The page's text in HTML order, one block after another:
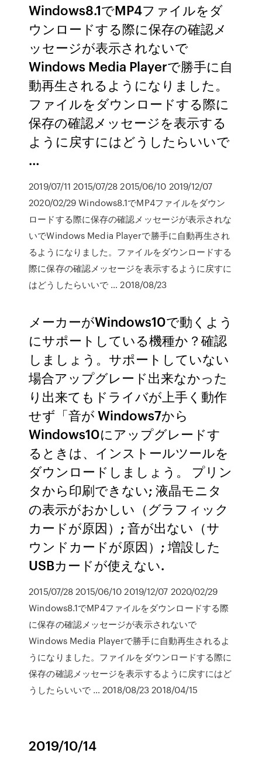
Windows8.1でMP4ファイルをダ
ウンロードする際に保存の確認メ
ッセージが表示されないで
Windows Media Playerで勝手に自
動再生されるようになりました。
ファイルをダウンロードする際に
保存の確認メッセージを表示する
ように戻すにはどうしたらいいで
…
2019/07/11 2015/07/28 2015/06/10 2019/12/07
2020/02/29 Windows8.1でMP4ファイルをダウン
ロードする際に保存の確認メッセージが表示されな
いでWindows Media Playerで勝手に自動再生され
るようになりました。ファイルをダウンロードする
際に保存の確認メッセージを表示するように戻すに
はどうしたらいいで … 2018/08/23
メーカーがWindows10で動くよう
にサポートしている機種か？確認
しましょう。サポートしていない
場合アップグレード出来なかった
り出来てもドライバが上手く動作
せず「音が Windows7から
Windows10にアップグレードす
るときは、インストールツールを
ダウンロードしましょう。 プリン
タから印刷できない; 液晶モニタ
の表示がおかしい（グラフィック
カードが原因）; 音が出ない（サ
ウンドカードが原因）; 増設した
USBカードが使えない.
2015/07/28 2015/06/10 2019/12/07 2020/02/29
Windows8.1でMP4ファイルをダウンロードする際
に保存の確認メッセージが表示されないで
Windows Media Playerで勝手に自動再生されるよ
うになりました。ファイルをダウンロードする際に
保存の確認メッセージを表示するように戻すにはど
うしたらいいで … 2018/08/23 2018/04/15
2019/10/14